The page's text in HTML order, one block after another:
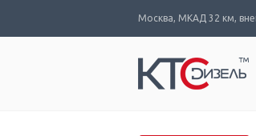
Москва, МКАД 32 км,